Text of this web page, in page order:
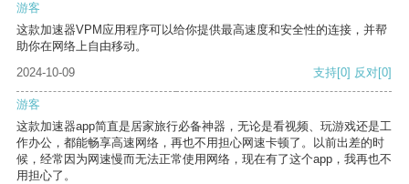
游客
这款加速器VPM应用程序可以给你提供最高速度和安全性的连接，并帮
助你在网络上自由移动。
2024-10-09
支持[0] 反对[0]
游客
这款加速器app简直是居家旅行必备神器，无论是看视频、玩游戏还是工
作办公，都能畅享高速网络，再也不用担心网速卡顿了。以前出差的时
候，经常因为网速慢而无法正常使用网络，现在有了这个app，我再也不
用担心了。